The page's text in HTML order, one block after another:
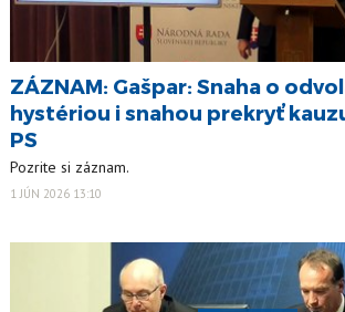
ZÁZNAM: Gašpar: Snaha o
hystériou i snahou prekryť
PS
Pozrite si záznam.
1 JÚN 2026 13:10